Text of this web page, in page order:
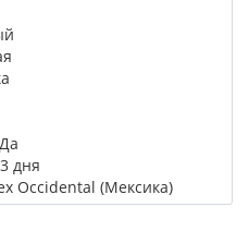
дня
Occidental (Мексика)